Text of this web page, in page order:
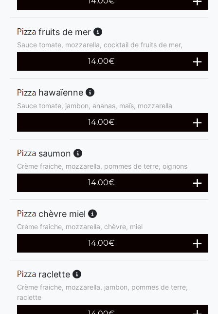
fruits de mer
Sauce tomate, mozzarella, cocktail de fruits de mer,
14.00€
hawaïenne
Sauce tomate, jambon, ananas, maïs, mozzarella
14.00€
saumon
Crème fraiche, mozzarella, pommes de terre, oignons
14.00€
chèvre miel
Crème fraiche, mozzarella, chèvre, miel
14.00€
raclette
Crème fraiche, mozzarella, jambon, pommes de terre,
raclette